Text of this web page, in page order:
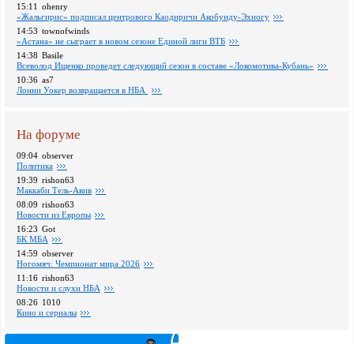
15:11 ohenry
«Жальгирис» подписал центрового Каодиричи Акобунду-Эхиогу
14:53 townofwinds
«Астана» не сыграет в новом сезоне Единой лиги ВТБ
14:38 Basile
Всеволод Ищенко проведет следующий сезон в составе «Локомотива-Кубань»
10:36 as7
Лонни Уокер возвращается в НБА
На форуме
09:04 observer
Политика
19:39 rishon63
Маккаби Тель-Авив
08:09 rishon63
Новости из Европы
16:23 Got
БК МБА
14:59 observer
Ногомяч: Чемпионат мира 2026
11:16 rishon63
Новости и слухи НБА
08:26 1010
Кино и сериалы